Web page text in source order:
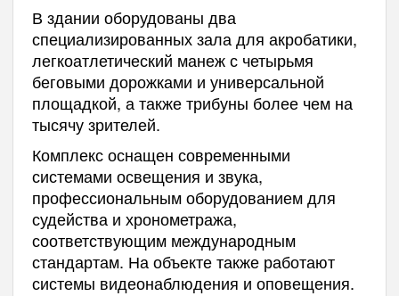
В здании оборудованы два
специализированных зала для акробатики,
легкоатлетический манеж с четырьмя
беговыми дорожками и универсальной
площадкой, а также трибуны более чем на
тысячу зрителей.
Комплекс оснащен современными
системами освещения и звука,
профессиональным оборудованием для
судейства и хронометража,
соответствующим международным
стандартам. На объекте также работают
системы видеонаблюдения и оповещения.